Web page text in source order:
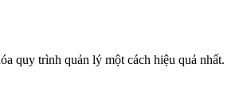
quy trình quản lý một cách hiệu quả nhất.